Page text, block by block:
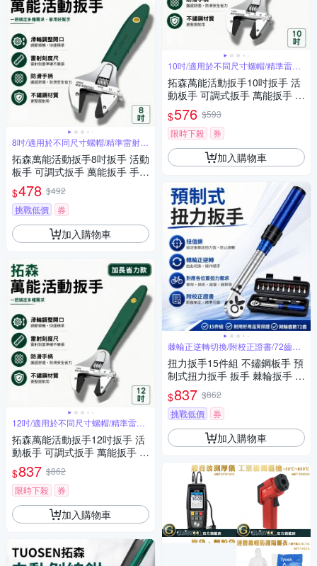
8吋/適用於不同尺寸螺帽/精準雷射刻
拓森萬能活動扳手8吋扳手 活動
板手 可調式扳手 萬能扳手 手工
具 大開口扳手 水管扳手 維修工
具
$478 $492
挑戰低價
券
加入購物車
12吋/適用於不同尺寸螺帽/精準雷射
刻度
拓森萬能活動扳手12吋扳手 活
動板手 可調式扳手 萬能扳手 手
工具 大開口扳手 水管扳手 維修
工具
$837 $862
限時下殺
券
加入購物車
10吋/適用於不同尺寸螺帽/精準雷射
刻度
拓森萬能活動扳手10吋扳手 活
動板手 可調式扳手 萬能扳手 手
工具 大開口扳手 水管扳手 維修
工具
$576 $593
限時下殺
券
加入購物車
棘輪正逆轉切換/附校正證書/72齒棘
輪頭
扭力扳手15件組 不鏽鋼板手 預
制式扭力扳手 扳手 棘輪扳手 精
密扭力扳手 扭力工具 五金用品
維修工具
$837 $862
挑戰低價
券
加入購物車